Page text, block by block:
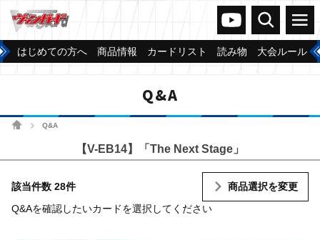
ヴァンガードch
検索 メニュー
はじめての方へ 商品情報 カードリスト 読み物 大会ルール
Q&A
ホームQ&A
【V-EB14】「The Next Stage」
該当件数 28件
商品選択を変更
Q&Aを確認したいカードを選択してください